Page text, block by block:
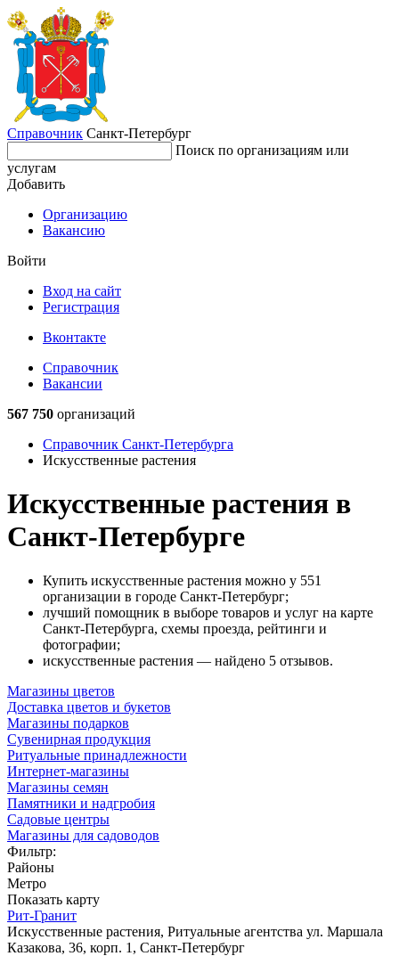
Справочник Санкт-Петербург
Поиск по организациям или
услугам
Добавить
Организацию
Вакансию
Войти
Вход на сайт
Регистрация
Вконтакте
Справочник
Вакансии
567 750 организаций
Справочник Санкт-Петербурга
Искусственные растения
Искусственные растения в
Санкт-Петербурге
Купить искусственные растения можно у 551
организации в городе Санкт-Петербург;
лучший помощник в выборе товаров и услуг на карте
Санкт-Петербурга, схемы проезда, рейтинги и
фотографии;
искусственные растения — найдено 5 отзывов.
Магазины цветов
Доставка цветов и букетов
Магазины подарков
Сувенирная продукция
Ритуальные принадлежности
Интернет-магазины
Магазины семян
Памятники и надгробия
Садовые центры
Магазины для садоводов
Фильтр:
Районы
Метро
Показать карту
Рит-Гранит
Искусственные растения, Ритуальные агентства ул. Маршала
Казакова, 36, корп. 1, Санкт-Петербург